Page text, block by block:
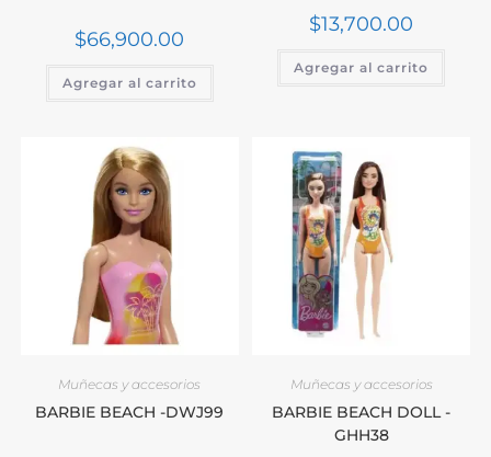
$66,900.00
Agregar al carrito
$13,700.00
Agregar al carrito
Muñecas y accesorios
BARBIE BEACH -DWJ99
Muñecas y accesorios
BARBIE BEACH DOLL -
GHH38